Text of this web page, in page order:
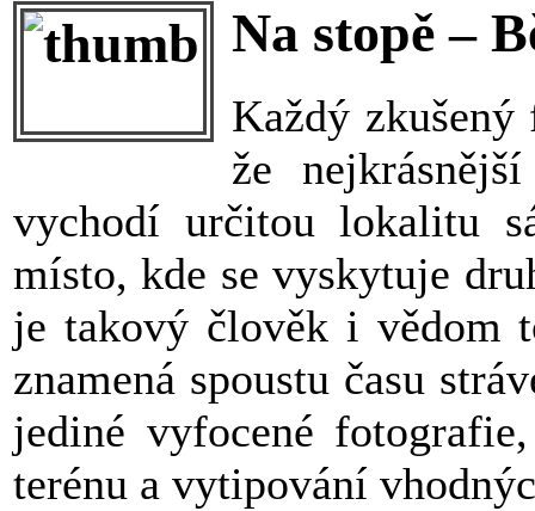
Na stopě –
Každý
že
vychodí určitou lokalitu
místo, kde se vyskytuje
je takový člověk i vědom
znamená spoustu času
jediné vyfocené
terénu a vytipování